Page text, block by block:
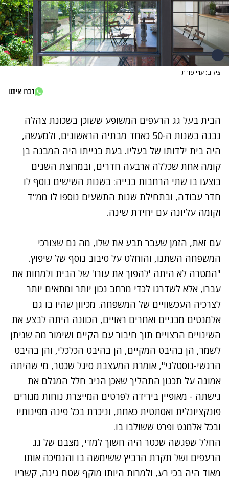
צילום: עוזי פורת
דברו איתנו
הבית בעל גג הרעפים המשופע ששוכן בשכונת צהלה
נבנה בשנות ה-50 כאחד מבתיה הראשונים, ולמעשה,
היה בית ילדותו של בעליו. בעת בנייתו היה המבנה בן
קומה אחת שכללה ארבעה חדרים, ובמרוצת השנים
בוצעו בו שתי הרחבות בנייה: בשנות השישים נוסף לו
חדר עבודה, ובתחילת שנות התשעים נוספו לו ממ"ד
וקומה עליונה עם יחידת שינה.
עם זאת, הזמן שעבר תבע את שלו, מה גם שצורכי
המשפחה השתנו, והוחלט על סיבוב נוסף של שיפוץ.
"המטרה לא היתה 'להפוך את עורו' של הבית ולמחות את
עברו, אלא לשדרגו לכדי מרחב נכון יותר ומתאים יותר
לצרכיה העכשוויים של המשפחה. מכיוון שהיו בו גם
אלמנטים מבניים ואחרים ראויים, הכוונה היתה לבצע את
השינויים הרצויים תוך חיבור עם הקיים ושימור מה שניתן
לשמר, הן בהיבט המקיים, הן בהיבט הכלכלי, והן בהיבט
הרגשי-נוסטלגי", אומרת המעצבת סיגל שכטר, מי שהיתה
אמונה על תכנון התהליך שאכן הניב חלל המגלם את
גישתה - מאופיין בירידה לפרטים המייצרת נוחות מגורים
פונקציונלית ואסתטית כאחת, וניכרת בכל פינה מפינותיו
ובכל אלמנט ופרט ששולבו בו.
החלל שפגשה שכטר היה חשוך למדי, מצבם של גג
הרעפים ושל תקרת הרביץ ששימשה בו והנמיכה אותו
מאוד היה בכי רע, ולמרות היותו מוקף שטח גינה, קשריו